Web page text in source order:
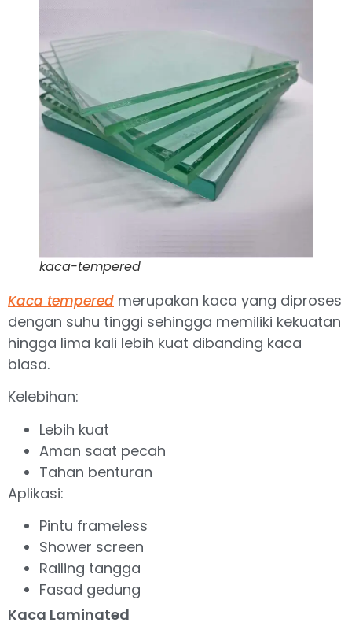
kaca-tempered
Kaca tempered merupakan kaca yang diproses
dengan suhu tinggi sehingga memiliki kekuatan
hingga lima kali lebih kuat dibanding kaca
biasa.
Kelebihan:
Lebih kuat
Aman saat pecah
Tahan benturan
Aplikasi:
Pintu frameless
Shower screen
Railing tangga
Fasad gedung
Kaca Laminated